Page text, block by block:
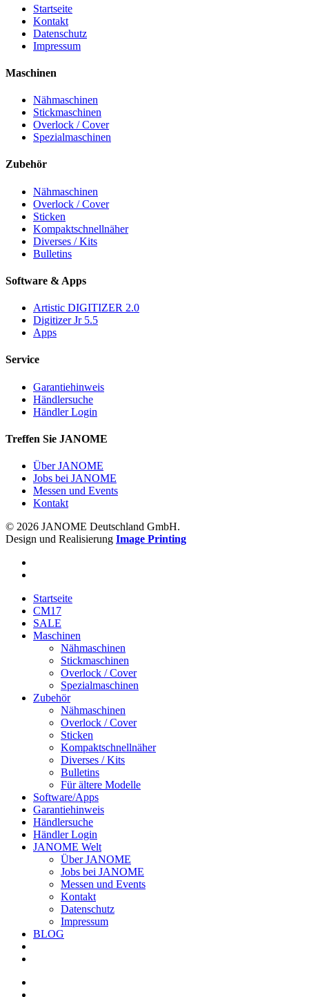
Startseite
Kontakt
Datenschutz
Impressum
Maschinen
Nähmaschinen
Stickmaschinen
Overlock / Cover
Spezialmaschinen
Zubehör
Nähmaschinen
Overlock / Cover
Sticken
Kompaktschnellnäher
Diverses / Kits
Bulletins
Software & Apps
Artistic DIGITIZER 2.0
Digitizer Jr 5.5
Apps
Service
Garantiehinweis
Händlersuche
Händler Login
Treffen Sie JANOME
Über JANOME
Jobs bei JANOME
Messen und Events
Kontakt
© 2026 JANOME Deutschland GmbH.
Design und Realisierung Image Printing
Startseite
CM17
SALE
Maschinen
Nähmaschinen
Stickmaschinen
Overlock / Cover
Spezialmaschinen
Zubehör
Nähmaschinen
Overlock / Cover
Sticken
Kompaktschnellnäher
Diverses / Kits
Bulletins
Für ältere Modelle
Software/Apps
Garantiehinweis
Händlersuche
Händler Login
JANOME Welt
Über JANOME
Jobs bei JANOME
Messen und Events
Kontakt
Datenschutz
Impressum
BLOG